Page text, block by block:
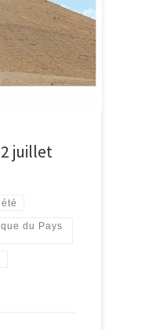
Public à Apt.
[…]
juillet
été
du Pays